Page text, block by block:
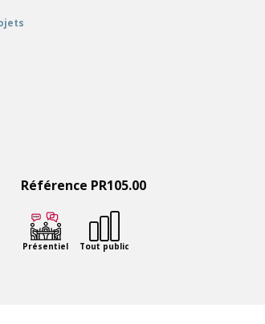
Référence PR105.00
Présentiel Tout public